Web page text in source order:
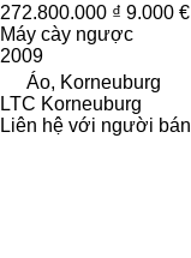
272.800.000 ₫ 9.000 €
Máy cày ngược
2009
Áo, Korneuburg
LTC Korneuburg
Liên hệ với người bán